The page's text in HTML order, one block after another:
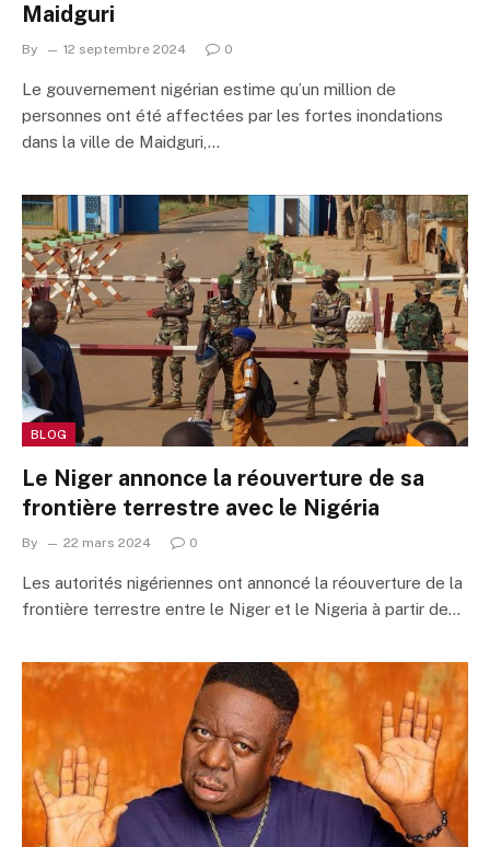
Maidguri
By 12 septembre 2024 0
Le gouvernement nigérian estime qu’un million de
personnes ont été affectées par les fortes inondations
dans la ville de Maidguri,…
BLOG
Le Niger annonce la réouverture de sa
frontière terrestre avec le Nigéria
By 22 mars 2024 0
Les autorités nigériennes ont annoncé la réouverture de la
frontière terrestre entre le Niger et le Nigeria à partir de…